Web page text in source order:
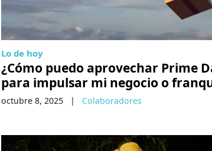
Lo de hoy
¿Cómo puedo aprovechar Prime
para impulsar mi negocio o
octubre 8, 2025 | Colaboradores